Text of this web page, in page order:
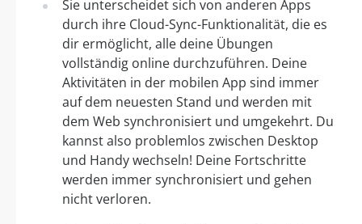
Sie unterscheidet sich von anderen Apps
durch ihre Cloud-Sync-Funktionalität, die es
dir ermöglicht, alle deine Übungen
vollständig online durchzuführen. Deine
Aktivitäten in der mobilen App sind immer
auf dem neuesten Stand und werden mit
dem Web synchronisiert und umgekehrt. Du
kannst also problemlos zwischen Desktop
und Handy wechseln! Deine Fortschritte
werden immer synchronisiert und gehen
nicht verloren.